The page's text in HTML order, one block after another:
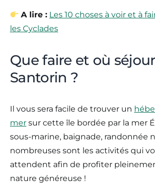
A lire : Les 10 choses à voir et à
les Cyclades
Que faire et où
Santorin ?
Il vous sera facile de trouver un
mer sur cette île bordée par la mer
sous-marine, baignade, randonnée
nombreuses sont les activités qui
attendent afin de profiter
nature généreuse !